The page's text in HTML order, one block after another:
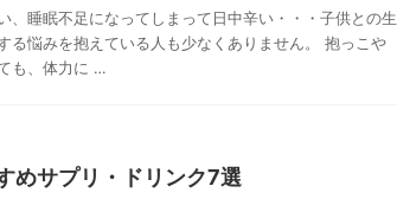
、睡眠不足になってしまって日中辛い・・・子供との生
る悩みを抱えている人も少なくありません。 抱っこや
も、体力に …
めサプリ・ドリンク7選